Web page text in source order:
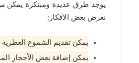
يوجد طرق عديدة ومبتكرة يمكن
نعرض بعض الأفكار:
يمكن تقديم الشموع
يمكن إضافة بعض الأحجار